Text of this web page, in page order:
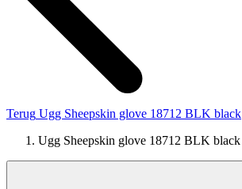
Terug Ugg Sheepskin glove 18712 BLK black
Ugg Sheepskin glove 18712 BLK black